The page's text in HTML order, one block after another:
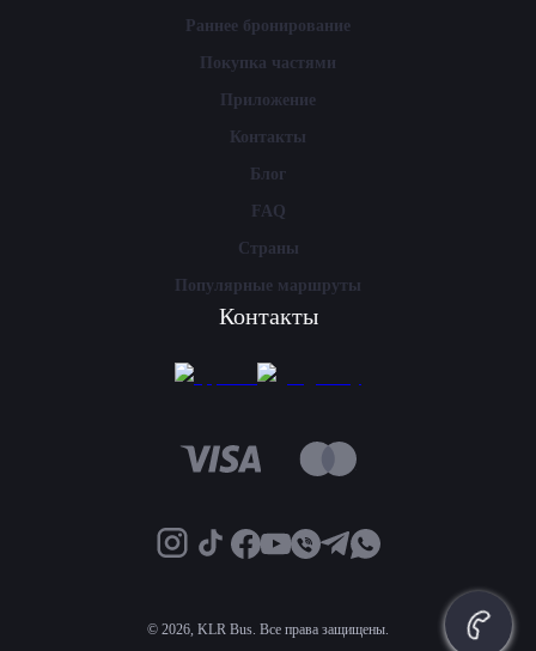
Раннее бронирование
Покупка частями
Приложение
Контакты
Блог
FAQ
Страны
Популярные маршруты
Контакты
© 2026, KLR Bus. Все права защищены.